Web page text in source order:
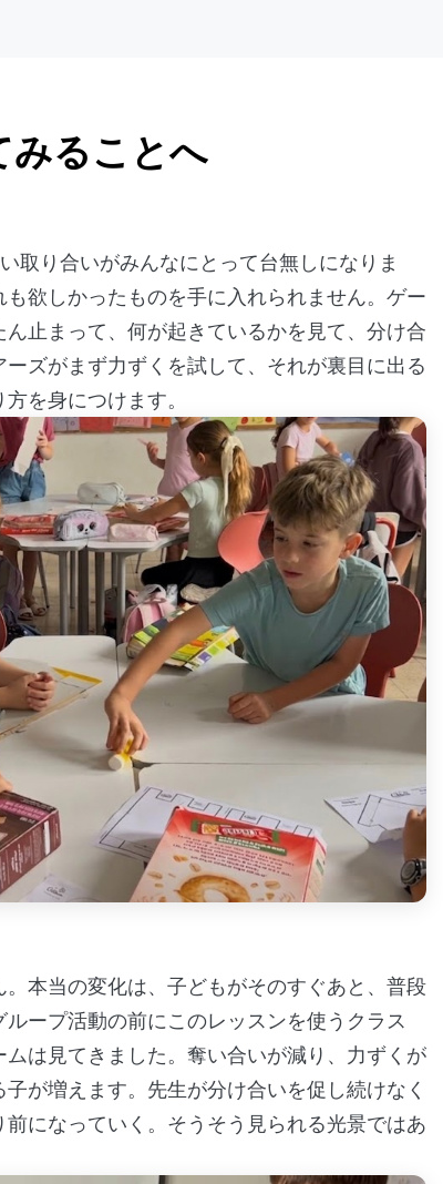
みることへ
取り合いがみんなにとって台無しになりま
欲しかったものを手に入れられません。ゲー
止まって、何が起きているかを見て、分け合
ズがまず力ずくを試して、それが裏目に出る
を身につけます。
本当の変化は、子どもがそのすぐあと、普段
ープ活動の前にこのレッスンを使うクラス
は見てきました。奪い合いが減り、力ずくが
が増えます。先生が分け合いを促し続けなく
になっていく。そうそう見られる光景ではあ